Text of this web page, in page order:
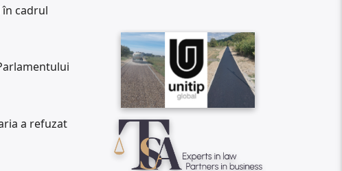
cadrul
a refuzat